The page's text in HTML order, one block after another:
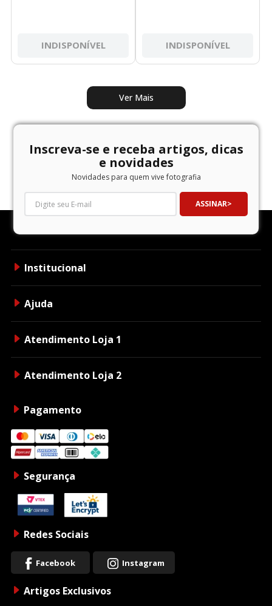
INDISPONÍVEL INDISPONÍVEL
Inscreva-se e receba artigos, dicas
e novidades
Novidades para quem vive fotografia
ASSINAR
Institucional
Ajuda
Atendimento Loja 1
Atendimento Loja 2
Pagamento
Segurança
Redes Sociais
Facebook Instagram
Artigos Exclusivos